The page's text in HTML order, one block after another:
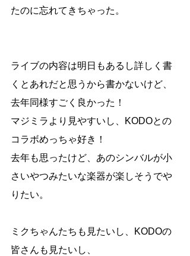
たのに忘れてきちゃった。
ライブの内容は明日もあるし詳しく書
くとあれだと思うから書かないけど、
去年同様すごく良かった！
マジミラより見やすいし、KODOとの
コラボめっちゃ好き！
去年も思ったけど、あのシンバルが小
さいやつみたいな楽器が楽しそうでや
りたい。
ミクちゃんたちも見たいし、KODOの
皆さんも見たいし、